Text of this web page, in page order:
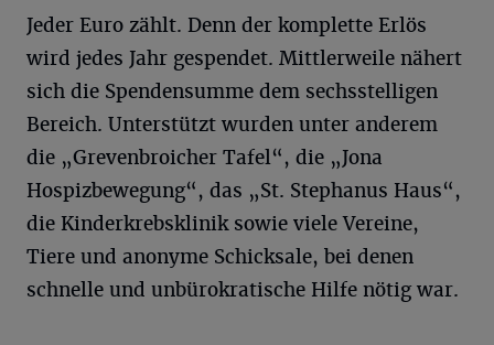
Jeder Euro zählt. Denn der komplette Erlös
wird jedes Jahr gespendet. Mittlerweile nähert
sich die Spendensumme dem sechsstelligen
Bereich. Unterstützt wurden unter anderem
die „Grevenbroicher Tafel“, die „Jona
Hospizbewegung“, das „St. Stephanus Haus“,
die Kinderkrebsklinik sowie viele Vereine,
Tiere und anonyme Schicksale, bei denen
schnelle und unbürokratische Hilfe nötig war.